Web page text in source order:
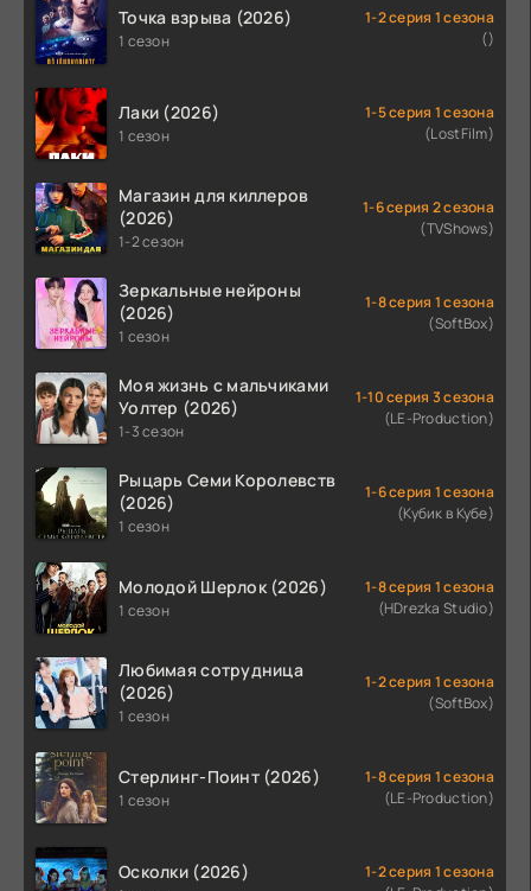
Точка взрыва (2026)
1 сезон
1-2 серия 1 сезона
()
Лаки (2026)
1 сезон
1-5 серия 1 сезона
(LostFilm)
Магазин для киллеров
(2026)
1-2 сезон
1-6 серия 2 сезона
(TVShows)
Зеркальные нейроны
(2026)
1 сезон
1-8 серия 1 сезона
(SoftBox)
Моя жизнь с мальчиками
Уолтер (2026)
1-3 сезон
1-10 серия 3 сезона
(LE-Production)
Рыцарь Семи Королевств
(2026)
1 сезон
1-6 серия 1 сезона
(Кубик в Кубе)
Молодой Шерлок (2026)
1 сезон
1-8 серия 1 сезона
(HDrezka Studio)
Любимая сотрудница
(2026)
1 сезон
1-2 серия 1 сезона
(SoftBox)
Стерлинг-Поинт (2026)
1 сезон
1-8 серия 1 сезона
(LE-Production)
Осколки (2026)
1-2 серия 1 сезона